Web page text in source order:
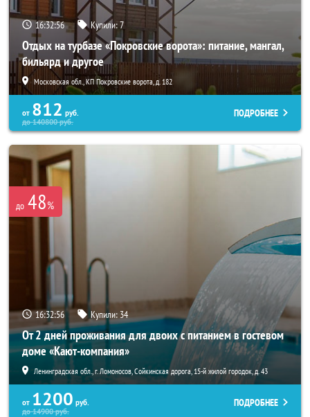
16:32:55 Купили:7
Отдых на турбазе «Покровские ворота»: питание, мангал,
бильярд и другое
Московская обл., КП Покровские ворота, д. 182
от 812 руб.
до140800руб.
ПОДРОБНЕЕ
до 48%
16:32:55 Купили: 34
От 2 дней проживания для двоих с питанием в гостевом
доме «Кают-компания»
Ленинградская обл., г. Ломоносов, Сойкинская дорога, 15-й жилой городок, д. 43
от 1200 руб.
до14900руб.
ПОДРОБНЕЕ